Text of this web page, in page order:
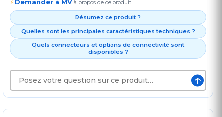
⚡ Demander à MV à propos de ce produit
Résumez ce produit ?
Quelles sont les principales caractéristiques techniques ?
Quels connecteurs et options de connectivité sont
disponibles ?
↑